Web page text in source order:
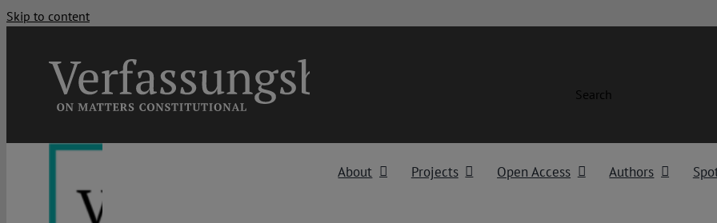
Skip to content
Search
About Projects Open Access Authors